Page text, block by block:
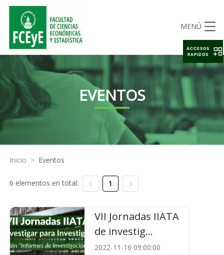
MENÚ
EVENTOS
Inicio > Eventos
6 elementos en total: 1
VII Jornadas IIATA
de investig...
2022-11-16 09:00:00
ACCESOS
RAPIDOS